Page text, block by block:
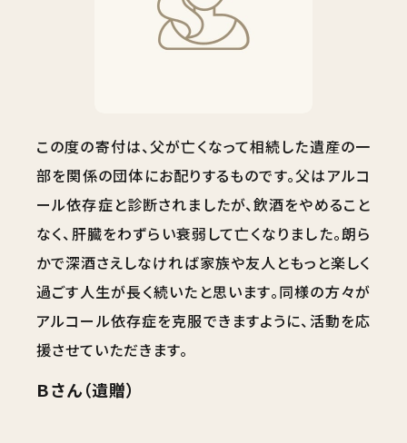
この度の寄付は、父が亡くなって相続した遺産の一
部を関係の団体にお配りするものです。父はアルコ
ール依存症と診断されましたが、飲酒をやめること
なく、肝臓をわずらい衰弱して亡くなりました。朗ら
かで深酒さえしなければ家族や友人ともっと楽しく
過ごす人生が長く続いたと思います。同様の方々が
アルコール依存症を克服できますように、活動を応
援させていただきます。
Ｂさん（遺贈）